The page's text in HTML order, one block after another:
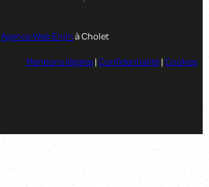
Agence Web Enjin à Cholet
Mentions légales |Confidentialité |Cookies